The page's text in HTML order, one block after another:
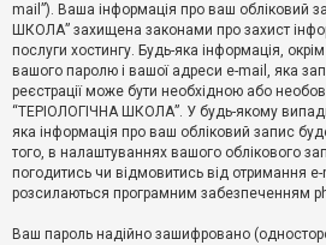
П
о
ш
у
Д
о
mail”). Ваша інформація про ваш обліковий
ШКОЛА” захищена законами про захист
послуги хостингу. Будь-яка інформація,
вашого паролю і вашої адреси e-mail, яка
реєстрації може бути необхідною або
“ТЕРІОЛОГІЧНА ШКОЛА”. У будь-якому
яка інформація про ваш обліковий запис
того, в налаштуваннях вашого облікового
погодитись чи відмовитись від отримання
розсилаються програмним забезпеченням
Ваш пароль надійно зашифровано